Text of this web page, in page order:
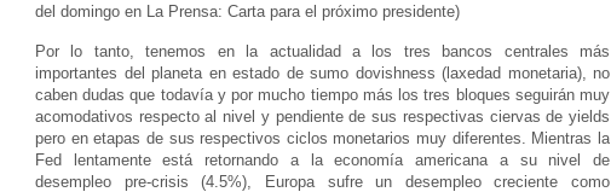
del domingo en La Prensa: Carta para el próximo presidente)
Por lo tanto, tenemos en la actualidad a los tres bancos centrales más
importantes del planeta en estado de sumo dovishness (laxedad monetaria), no
caben dudas que todavía y por mucho tiempo más los tres bloques seguirán muy
acomodativos respecto al nivel y pendiente de sus respectivas ciervas de yields
pero en etapas de sus respectivos ciclos monetarios muy diferentes. Mientras la
Fed lentamente está retornando a la economía americana a su nivel de
desempleo pre-crisis (4.5%), Europa sufre un desempleo creciente como